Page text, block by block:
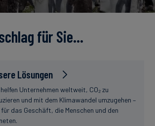
für Sie…
Lösungen
Unternehmen weltweit, CO₂ zu
und mit dem Klimawandel umzugehen –
das Geschäft, die Menschen und den